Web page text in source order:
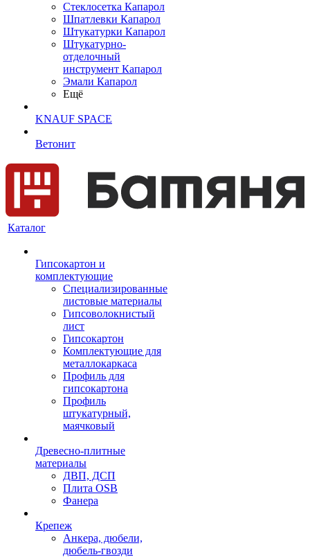
Cтеклосетка Капарол
Шпатлевки Капарол
Штукатурки Капарол
Штукатурно-
отделочный
инструмент Капарол
Эмали Капарол
Ещё
KNAUF SPACE
Ветонит
Каталог
Гипсокартон и
комплектующие
Специализированные
листовые материалы
Гипсоволокнистый
лист
Гипсокартон
Комплектующие для
металлокаркаса
Профиль для
гипсокартона
Профиль
штукатурный,
маячковый
Древесно-плитные
материалы
ДВП, ДСП
Плита OSB
Фанера
Крепеж
Анкера, дюбели,
дюбель-гвозди